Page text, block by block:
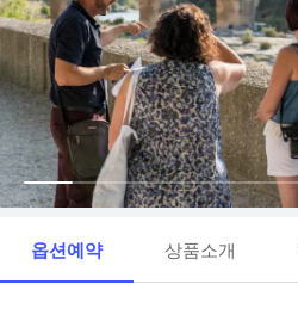
옵션예약 상품소개